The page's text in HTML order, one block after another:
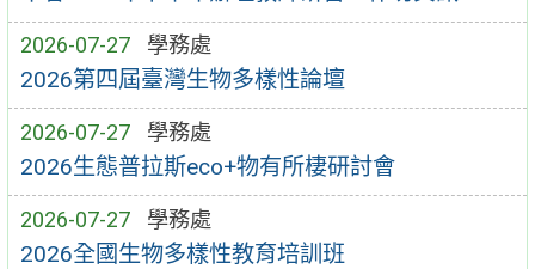
2026-07-27 學務處
2026第四屆臺灣生物多樣性論壇
2026-07-27 學務處
2026生態普拉斯eco+物有所棲研討會
2026-07-27 學務處
2026全國生物多樣性教育培訓班